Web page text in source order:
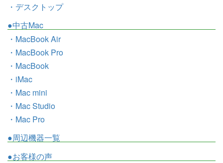
・デスクトップ
●中古Mac
・MacBook Air
・MacBook Pro
・MacBook
・iMac
・Mac mini
・Mac Studio
・Mac Pro
●周辺機器一覧
●お客様の声